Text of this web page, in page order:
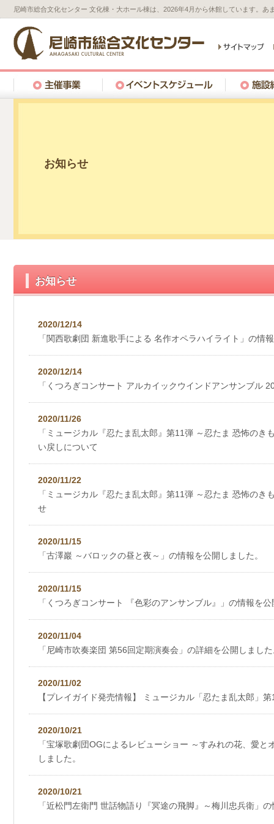
尼崎市総合文化センター 文化棟・大ホール棟は、2026年4月から休館しています。
お知らせ
お知らせ
2020/12/14
「関西歌劇団 新進歌手による 名作オペラハイライト」の情
2020/12/14
「くつろぎコンサート アルカイックウインドアンサンブル
2020/11/26
「ミュージカル『忍たま乱太郎』第11弾 ～忍たま 恐怖のき
い戻しについて
2020/11/22
「ミュージカル『忍たま乱太郎』第11弾 ～忍たま 恐怖のき
せ
2020/11/15
「古澤巖 ～バロックの昼と夜～」の情報を公開しました。
2020/11/15
「くつろぎコンサート 『色彩のアンサンブル』」の情報を
2020/11/04
「尼崎市吹奏楽団 第56回定期演奏会」の詳細を公開しまし
2020/11/02
【プレイガイド発売情報】 ミュージカル「忍たま乱太郎」
2020/10/21
「宝塚歌劇団OGによるレビューショー ～すみれの花、愛
しました。
2020/10/21
「近松門左衛門 世話物語り『冥途の飛脚』～梅川忠兵衛」